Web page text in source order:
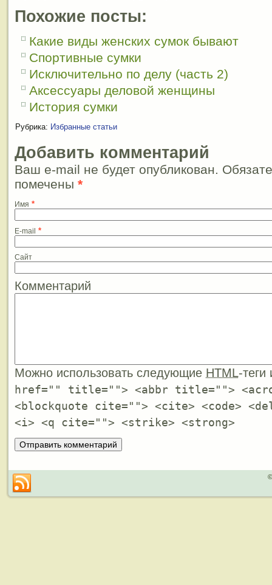
Похожие посты:
Какие виды женских сумок бывают
Спортивные сумки
Исключительно по делу (часть 2)
Аксессуары деловой женщины
История сумки
Рубрика: Избранные статьи
Добавить комментарий
Ваш e-mail не будет опубликован.
помечены *
Имя *
E-mail *
Сайт
Комментарий
Можно использовать следующие HTML-
href="" title=""> <abbr title="">
<blockquote cite=""> <cite> <code>
<i> <q cite=""> <strike> <strong>